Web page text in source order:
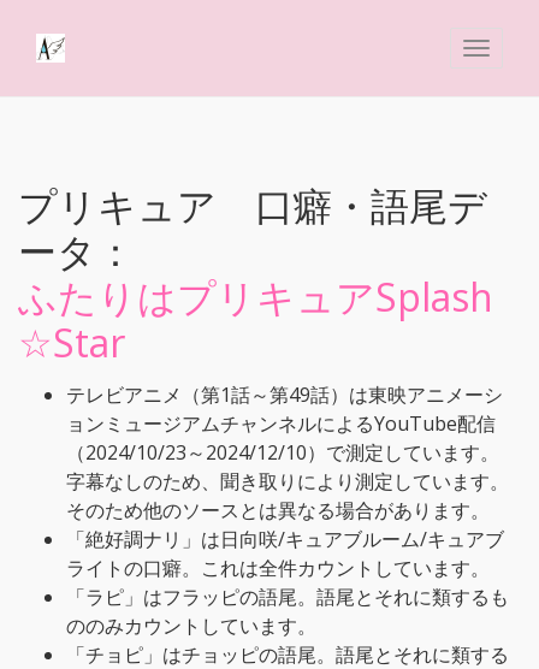
プリキュア 口癖・語尾デ
ータ：
ふたりはプリキュアSplash
☆Star
テレビアニメ（第1話～第49話）は東映アニメーシ
ョンミュージアムチャンネルによるYouTube配信
（2024/10/23～2024/12/10）で測定しています。
字幕なしのため、聞き取りにより測定しています。
そのため他のソースとは異なる場合があります。
「絶好調ナリ」は日向咲/キュアブルーム/キュアブ
ライトの口癖。これは全件カウントしています。
「ラピ」はフラッピの語尾。語尾とそれに類するも
ののみカウントしています。
「チョピ」はチョッピの語尾。語尾とそれに類する